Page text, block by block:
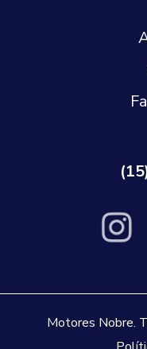
Motores Nobre.